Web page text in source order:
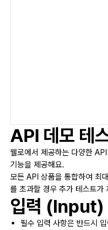
API 데모 테
웰로에서 제공하는 다양한
기능을 제공해요.
모든 API 상품을 통합하여 최
를 초과할 경우 추가 테스트가
입력 (Input)
필수 입력 사항은 반드시